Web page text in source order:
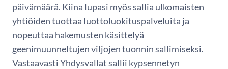
päivämäärä. Kiina lupasi myös sallia ulkomaisten
yhtiöiden tuottaa luottoluokituspalveluita ja
nopeuttaa hakemusten käsittelyä
geenimuunneltujen viljojen tuonnin sallimiseksi.
Vastaavasti Yhdysvallat sallii kypsennetyn